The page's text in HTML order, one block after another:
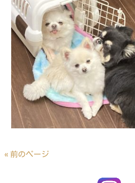
« 前のページ